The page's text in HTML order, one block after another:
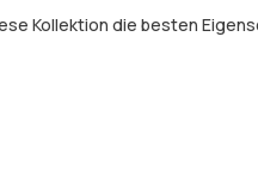
Kollektion die besten